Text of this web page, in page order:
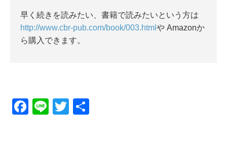
早く続きを読みたい、書籍で読みたいという方は
http://www.cbr-pub.com/book/003.html や Amazonか
ら購入できます。
F
Li
T